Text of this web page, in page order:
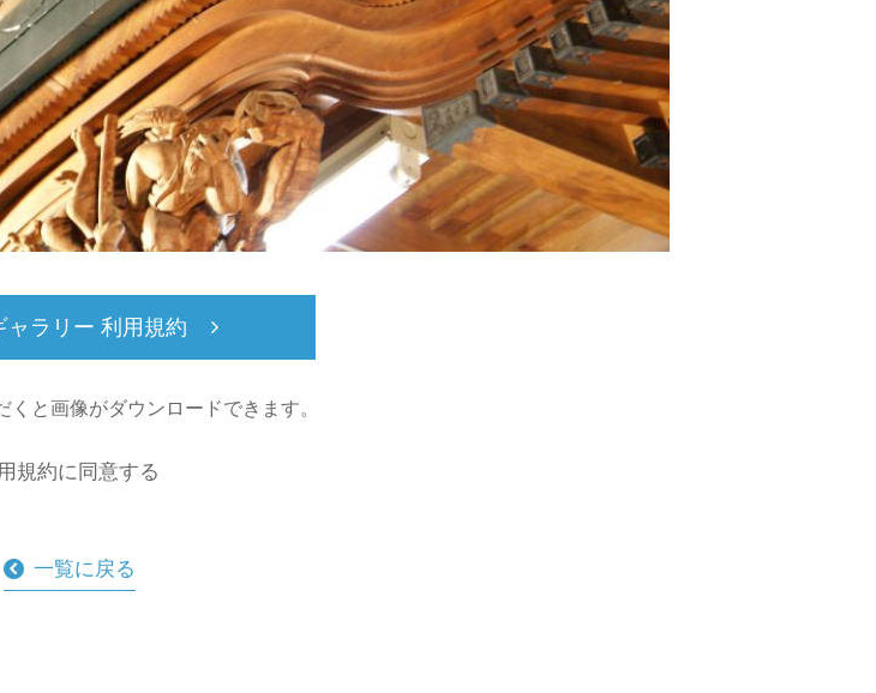
ャラリー 利用規約
くと画像がダウンロードできます。
規約に同意する
一覧に戻る